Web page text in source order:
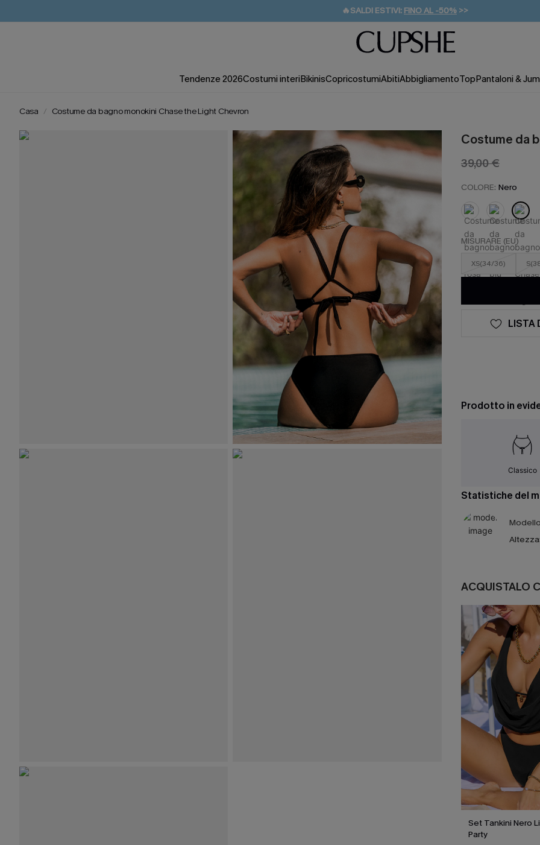
🔥SALDI ESTIVI: FINO AL -50% >>
🚚SPEDIZIONE GRATUITA DA 49€
💌REGALO PER I NUOVI: 20% DI SCONTO*
Tendenze 2026Costumi interiBikinisCopricostumiAbitiAbbigliamentoTopPantaloni &
Casa Costume da bagno monokini Chase the Light Chevron
Costume da
39,00 €
COLORE: Nero
MISURARE (EU)
XS(34/36)
LISTA
Prodotto in
Classico
Statistiche del
ACQUISTALO
Set Tankini Nero
Party